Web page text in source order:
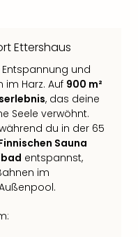
Ettershaus
und
Harz. Auf 900 m²
, das deine
Seele verwöhnt.
du in der 65
Sauna
entspannst,
im